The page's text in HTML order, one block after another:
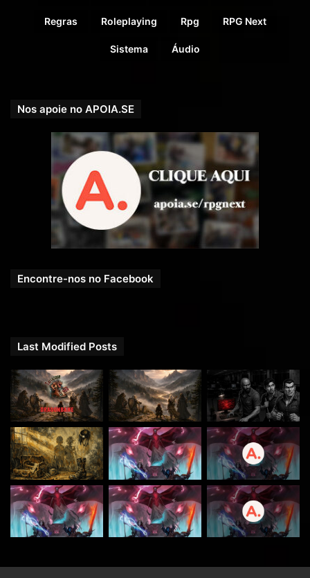
Antes de assinar como um
Elas têm número limitado.
ATENÇÃO: Esse podcast é recomendado para
maiores de 12 anos.
Thiago Araújo (Hater do Mundo – Mestre);
Gustavo Zattoni
Roberta Manaa
Edição de:
Luís Beber.
Uma produçãoRPG Next.
Regras Roleplaying Rpg RPG Next
Sistema Áudio
Nos apoie no APOIA.SE
Encontre-nos no Facebook
Last Modified Posts